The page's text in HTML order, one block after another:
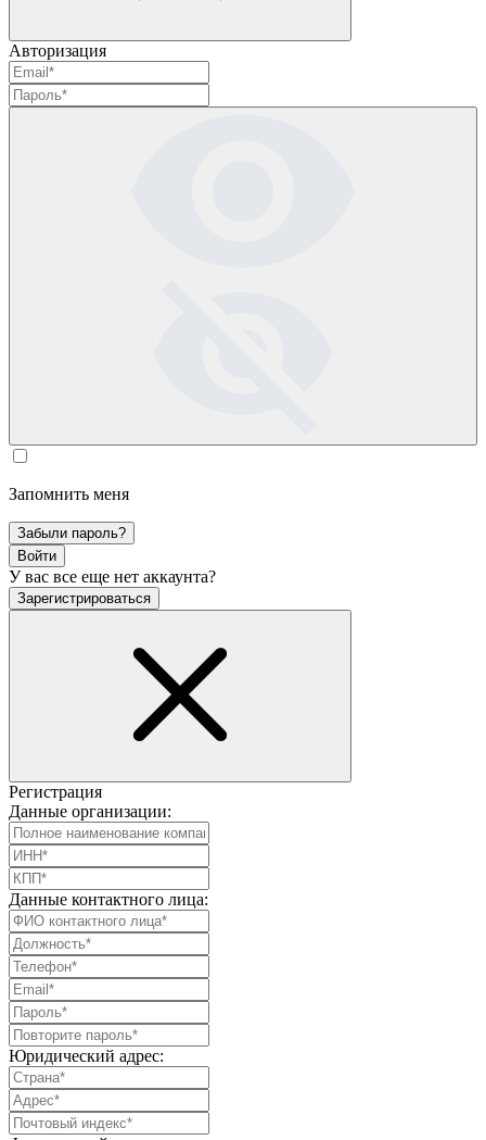
Авторизация
Запомнить меня
Забыли пароль?
Войти
У вас все еще нет аккаунта?
Зарегистрироваться
Регистрация
Данные организации:
Данные контактного лица:
Юридический адрес: